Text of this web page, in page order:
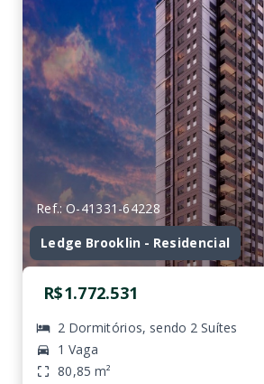
Ref.: O-41331-64228
Ledge Brooklin - Residencial
R$1.772.531
2 Dormitórios, sendo 2 Suítes
1 Vaga
80,85 m²